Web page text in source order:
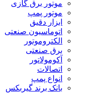
موتور برق گازی
موتور پمپ
ابزار دقیق
اتوماسیون صنعتی
الکتروموتور
برق صنعتی
آکومولاتور
اتصالات
انواع پمپ
بانک برند گیربکس